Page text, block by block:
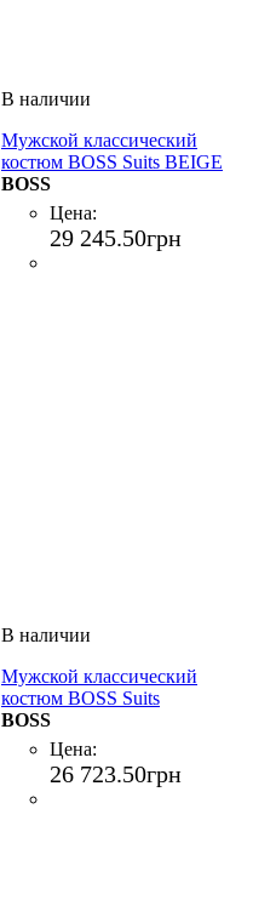
Мужской классический
костюм BOSS Suits BEIGE
BOSS
Цена:
29 245.50грн
Мужской классический
костюм BOSS Suits
GRIGIO
BOSS
Цена:
26 723.50грн